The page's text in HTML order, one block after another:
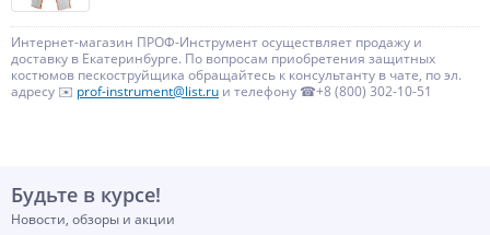
Интернет-магазин ПРОФ-Инструмент осуществляет продажу и
доставку в Екатеринбурге. По вопросам приобретения защитных
костюмов пескоструйщика обращайтесь к консультанту в чате, по эл.
адресу ✉️ prof-instrument@list.ru и телефону ☎+8 (800) 302-10-51
Будьте в курсе!
Новости, обзоры и акции